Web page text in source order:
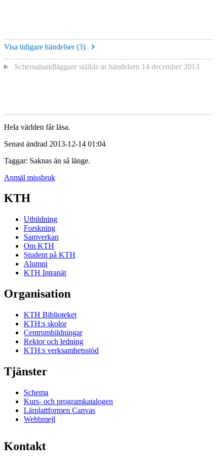
Visa tidigare händelser (3)
Schemahandläggare ställde in händelsen 14 december 2013
Hela världen får läsa.
Senast ändrad 2013-12-14 01:04
Taggar: Saknas än så länge.
Anmäl missbruk
KTH
Utbildning
Forskning
Samverkan
Om KTH
Student på KTH
Alumni
KTH Intranät
Organisation
KTH Biblioteket
KTH:s skolor
Centrumbildningar
Rektor och ledning
KTH:s verksamhetsstöd
Tjänster
Schema
Kurs- och programkatalogen
Lärplattformen Canvas
Webbmejl
Kontakt